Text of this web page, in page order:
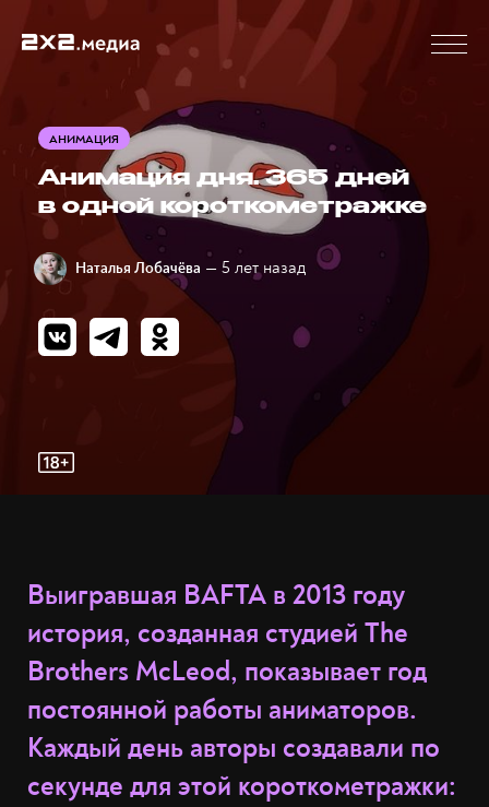
АНИМАЦИЯ
Анимация дня. 365 дней
в одной короткометражке
Наталья Лобачёва — 5 лет назад
Выигравшая BAFTA в 2013 году
история, созданная студией The
Brothers McLeod, показывает год
постоянной работы аниматоров.
Каждый день авторы создавали по
секунде для этой короткометражки: